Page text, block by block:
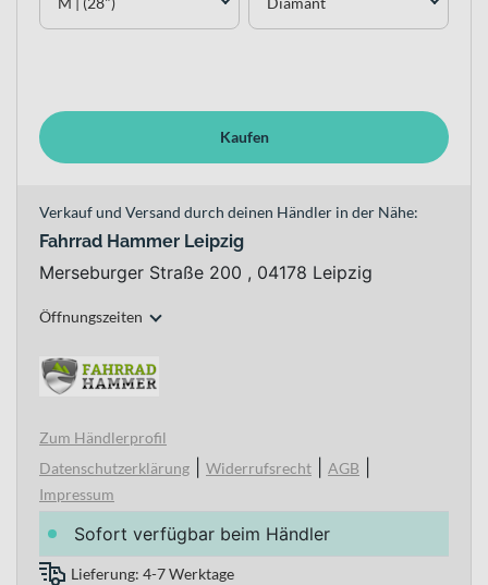
Kaufen
Verkauf und Versand durch deinen Händler in der Nähe:
Fahrrad Hammer Leipzig
Merseburger Straße 200 , 04178 Leipzig
Öffnungszeiten
Zum Händlerprofil
Datenschutzerklärung
Widerrufsrecht AGB
Impressum
Sofort verfügbar beim Händler
Lieferung: 4-7 Werktage